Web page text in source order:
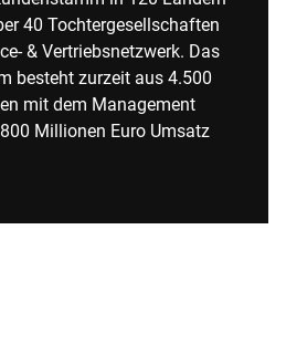
40 Tochtergesellschaften
& Vertriebsnetzwerk. Das
besteht zurzeit aus 4.500
mit dem Management
Millionen Euro Umsatz